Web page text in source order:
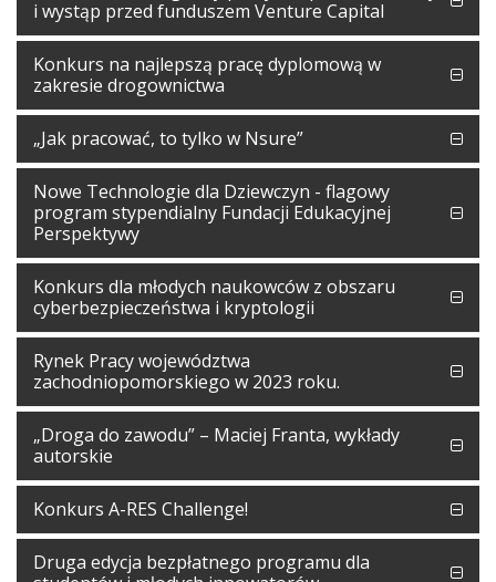
i wystąp przed funduszem Venture Capital
Konkurs na najlepszą pracę dyplomową w
zakresie drogownictwa
„Jak pracować, to tylko w Nsure”
Nowe Technologie dla Dziewczyn - flagowy
program stypendialny Fundacji Edukacyjnej
Perspektywy
Konkurs dla młodych naukowców z obszaru
cyberbezpieczeństwa i kryptologii
Rynek Pracy województwa
zachodniopomorskiego w 2023 roku.
„Droga do zawodu” – Maciej Franta, wykłady
autorskie
Konkurs A-RES Challenge!
Druga edycja bezpłatnego programu dla